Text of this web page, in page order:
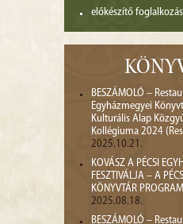
előkészítő
BESZÁMOLÓ –
Egyházmegyei
Kulturális Alap
Kollégiuma 2024
2025.10.21.
KOVÁSZ A PÉCSI
FESZTIVÁLJA – A
KÖNYVTÁR
2025.08.18.
BESZÁMOLÓ –